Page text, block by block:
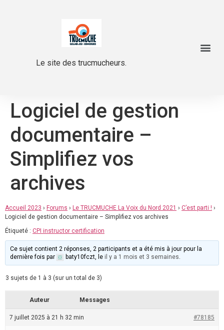
Le site des trucmucheurs.
Logiciel de gestion
documentaire –
Simplifiez vos
archives
Accueil 2023 › Forums › Le TRUCMUCHE La Voix du Nord 2021 › C’est parti ! ›
Logiciel de gestion documentaire – Simplifiez vos archives
Étiqueté : CPI instructor certification
Ce sujet contient 2 réponses, 2 participants et a été mis à jour pour la
dernière fois par
baty10fczt, le il y a 1 mois et 3 semaines.
3 sujets de 1 à 3 (sur un total de 3)
Auteur Messages
7 juillet 2025 à 21 h 32 min #78185